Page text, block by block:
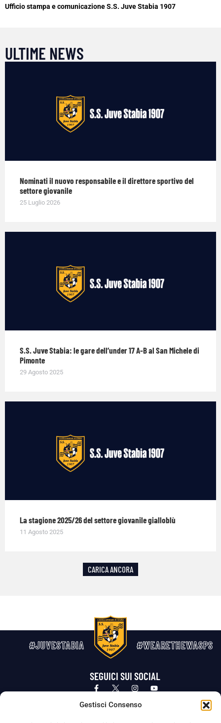
Gestisci Consenso
Ufficio stampa e comunicazione S.S. Juve Stabia 1907
ULTIME NEWS
Nominati il nuovo responsabile e il direttore sportivo del
settore giovanile
25 Luglio 2026
S.S. Juve Stabia: le gare dell’under 17 A-B al San Michele di
Pimonte
29 Agosto 2025
La stagione 2025/26 del settore giovanile gialloblù
11 Agosto 2025
CARICA ANCORA
#JUVESTABIA #WEARETHEWASPS
SEGUICI SUI SOCIAL
Privacy Policy Cookie Policy